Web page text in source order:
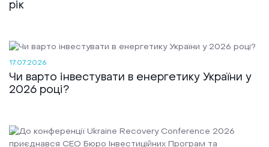
рік
17.07.2026
Чи варто інвестувати в енергетику України у
2026 році?